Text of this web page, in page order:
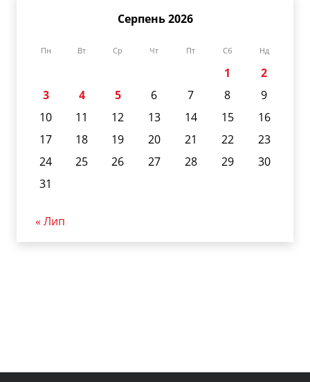
Серпень 2026
Пн Вт Ср Чт Пт Сб Нд
1
2
3
4 5 6 7 8
9
10
11 12 13 14 15
16
17
18 19 20 21 22
23
24
25 26 27 28 29
30
31
« Лип